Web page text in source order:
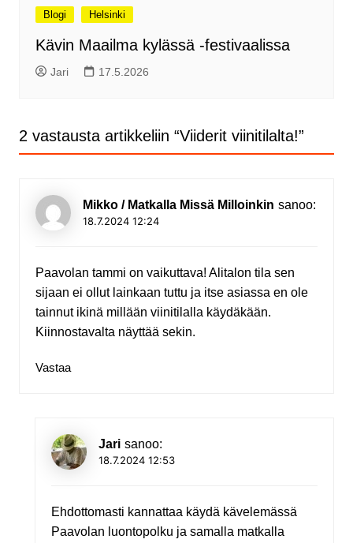
Blogi Helsinki
Kävin Maailma kylässä -festivaalissa
Jari 17.5.2026
2 vastausta artikkeliin “Viiderit viinitilalta!”
Mikko / Matkalla Missä Milloinkin sanoo:
18.7.2024 12:24
Paavolan tammi on vaikuttava! Alitalon tila sen
sijaan ei ollut lainkaan tuttu ja itse asiassa en ole
tainnut ikinä millään viinitilalla käydäkään.
Kiinnostavalta näyttää sekin.
Vastaa
Jari sanoo:
18.7.2024 12:53
Ehdottomasti kannattaa käydä kävelemässä
Paavolan luontopolku ja samalla matkalla